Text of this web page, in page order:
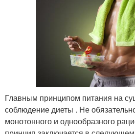
Главным принципом питания на
соблюдение диеты . Не
монотонного и однообразного